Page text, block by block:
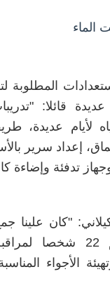
الماء
المطلوبة
قائلا:
لأيام عديدة،
إعداد سرير
تدفئة وإضاءة
"كان علينا
الغواصين عددهم 22
الأجواء